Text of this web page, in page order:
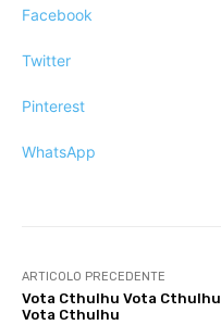
Facebook
Twitter
Pinterest
WhatsApp
ARTICOLO PRECEDENTE
Vota Cthulhu Vota Cthulhu
Vota Cthulhu